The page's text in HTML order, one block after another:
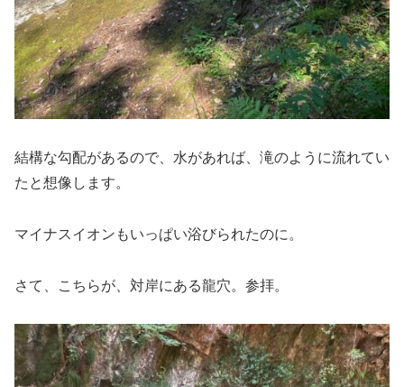
結構な勾配があるので、水があれば、滝のように流れてい
たと想像します。
マイナスイオンもいっぱい浴びられたのに。
さて、こちらが、対岸にある龍穴。参拝。